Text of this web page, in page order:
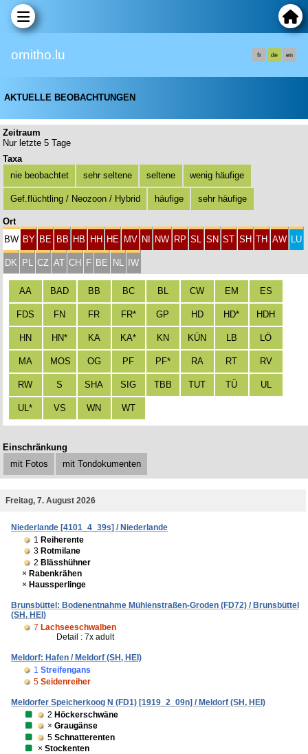
ornitho.lu fr de en
AKTUELLE BEOBACHTUNGEN
Zeitraum
Nur letzte 5 Tage
Taxa
nie beobachtet
sehr seltene seltene wenig häufige
Gef.flüchtling / Neozoon / Hybrid häufige sehr häufige
Ort
BW BY BE BB HB HH HE MV NI NW RP SL SN ST SH TH AW LU
DK PL CZ AT CH F BE NL IW
AA BAD BB BC BL CW EM ES
FDS FN FR FR* GP HD HD* HDH
HN HN* KA KA* KN KÜN LB LÖ
MA MOS OG PF PF* RA RT RV
RW S SHA SIG TBB TUT TÜ UL
UL* VS WN WT
Einschränkung
mit Fotos
mit Tondokumenten
Freitag, 7. August 2026
Niederlande [4101_4_39s] / Niederlande
1 Reiherente
3 Rotmilane
2 Blässhühner
× Rabenkrähen
× Haussperlinge
Brunsbüttel: Bodenentnahme Mühlenstraßen-Groden (FD72) / Brunsbüttel
(SH, HEI)
7 Lachseeschwalben
Detail : 7x adult
Meldorf: Hafen / Meldorf (SH, HEI)
1 Streifengans
5 Seidenreiher
Meldorfer Speicherkoog N (FD1) [1919_2_09n] / Meldorf (SH, HEI)
2 Höckerschwäne
× Graugänse
5 Schnatterenten
× Stockenten